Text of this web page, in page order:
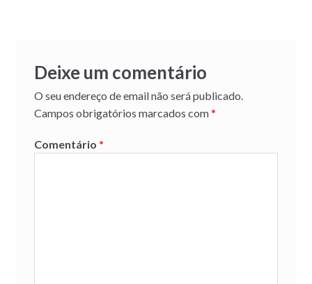
Deixe um comentário
O seu endereço de email não será publicado.
Campos obrigatórios marcados com*
Comentário *